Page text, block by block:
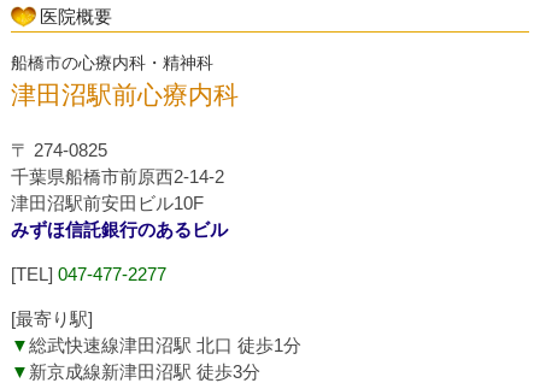
医院概要
船橋市の心療内科・精神科
津田沼駅前心療内科
〒 274-0825
千葉県船橋市前原西2-14-2
津田沼駅前安田ビル10F
みずほ信託銀行のあるビル
[TEL] 047-477-2277
[最寄り駅]
▼総武快速線津田沼駅 北口 徒歩1分
▼ 新京成線新津田沼駅 徒歩3分